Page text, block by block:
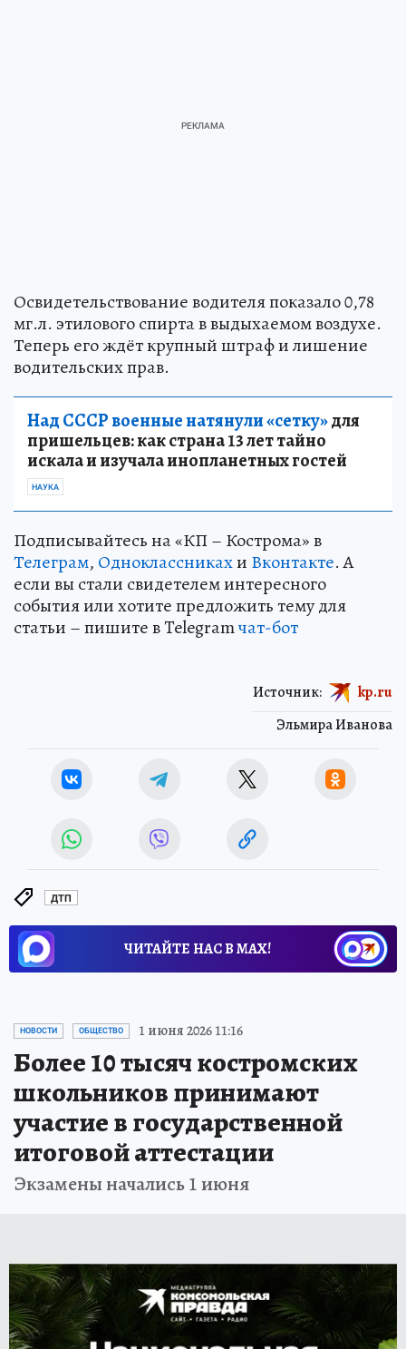
Освидетельствование водителя показало 0,78
мг.л. этилового спирта в выдыхаемом воздухе.
Теперь его ждёт крупный штраф и лишение
водительских прав.
Над СССР военные натянули «сетку»для
пришельцев: как страна 13 лет тайно
искала и изучала инопланетных гостей
НАУКА
Подписывайтесь на «КП – Кострома» в
Телеграм, Одноклассникахи Вконтакте. А
если вы стали свидетелем интересного
события или хотите предложить тему для
статьи – пишите в Telegramчат-бот
Эльмира Иванова
Источник: kp.ru
ДТП
ЧИТАЙТЕ НАС В МАХ!
НОВОСТИ ОБЩЕСТВО 1 июня 2026 11:16
Более 10 тысяч костромских
школьников принимают
участие в государственной
итоговой аттестации
Экзамены начались 1 июня